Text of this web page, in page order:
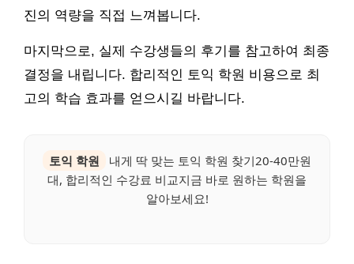
진의 역량을 직접 느껴봅니다.
마지막으로, 실제 수강생들의 후기를 참고하여 최종
결정을 내립니다. 합리적인 토익 학원 비용으로 최
고의 학습 효과를 얻으시길 바랍니다.
토익 학원
내게 딱 맞는 토익 학원 찾기20-40만원
대, 합리적인 수강료 비교지금 바로 원하는 학원을
알아보세요!